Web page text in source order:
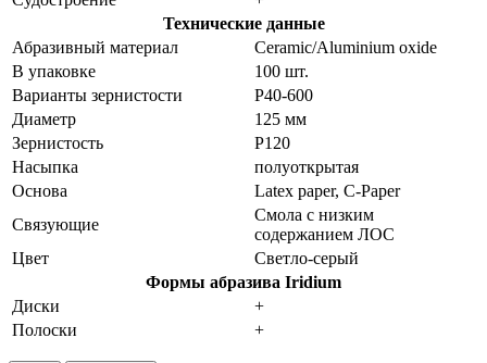
Технические данные
Абразивный материал
Ceramic/Aluminium oxide
В упаковке
100 шт.
Варианты зернистости
P40-600
Диаметр
125 мм
Зернистость
P120
Насыпка
полуоткрытая
Основа
Latex paper, C-Paper
Связующие
Смола с низким
содержанием ЛОС
Цвет
Светло-серый
Формы абразива Iridium
Диски
+
Полоски
+